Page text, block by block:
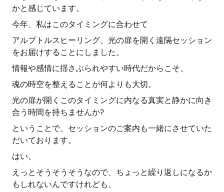
かと感じています。
今年、私はこのタイミングに合わせて
アルプトルスヒーリング、光の扉を開く遠隔セッション
をお届けすることにしました。
情報や感情に揺さぶられやすい時代だからこそ、
魂の時空を整えることが何よりも大切。
光の扉が開くこのタイミングに内なる真実と静かに向き
合う時間を持ちませんか?
ということで、セッションのご案内も一緒にさせていた
だいております。
はい。
えっとそうそうそうなので、ちょっと繰り返しになるか
もしれないんですけれども、